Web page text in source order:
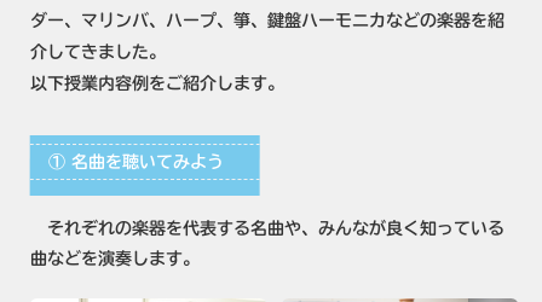
ダー、マリンバ、ハープ、箏、鍵盤ハーモニカなどの楽器を紹
介してきました。
以下授業内容例をご紹介します。
① 名曲を聴いてみよう
それぞれの楽器を代表する名曲や、みんなが良く知っている
曲などを演奏します。